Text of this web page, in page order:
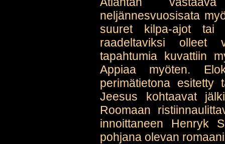
neljännesvuosisata
suuret kilpa-ajot tai
raadeltaviksi olleet
tapahtumia kuvattiin
Appiaa myöten.
perimätietona esitetty
Jeesus kohtaavat
Roomaan
innoittaneen Henryk
pohjana olevan